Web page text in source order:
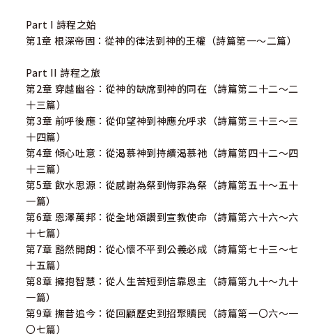
Part I 詩程之始
第1章 根深帝固：從神的律法到神的王權（詩篇第一～二篇）
Part II 詩程之旅
第2章 穿越幽谷：從神的缺席到神的同在（詩篇第二十二～二
十三篇）
第3章 前呼後應：從仰望神到神應允呼求（詩篇第三十三～三
十四篇）
第4章 傾心吐意：從渴慕神到持續渴慕祂（詩篇第四十二～四
十三篇）
第5章 飲水思源：從感謝為祭到悔罪為祭（詩篇第五十～五十
一篇）
第6章 恩澤萬邦：從全地頌讚到宣教使命（詩篇第六十六～六
十七篇）
第7章 豁然開朗：從心懷不平到公義必成（詩篇第七十三～七
十五篇）
第8章 擁抱智慧：從人生苦短到信靠恩主（詩篇第九十～九十
一篇）
第9章 撫昔追今：從回顧歷史到招聚贖民（詩篇第一〇六～一
〇七篇）